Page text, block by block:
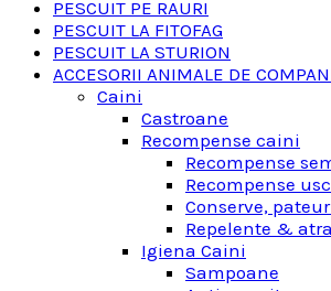
PESCUIT PE RAURI
PESCUIT LA FITOFAG
PESCUIT LA STURION
ACCESORII ANIMALE DE
Caini
Castroane
Recompense caini
Recompense
Recompense
Conserve,
Repelente &
Igiena Caini
Sampoane